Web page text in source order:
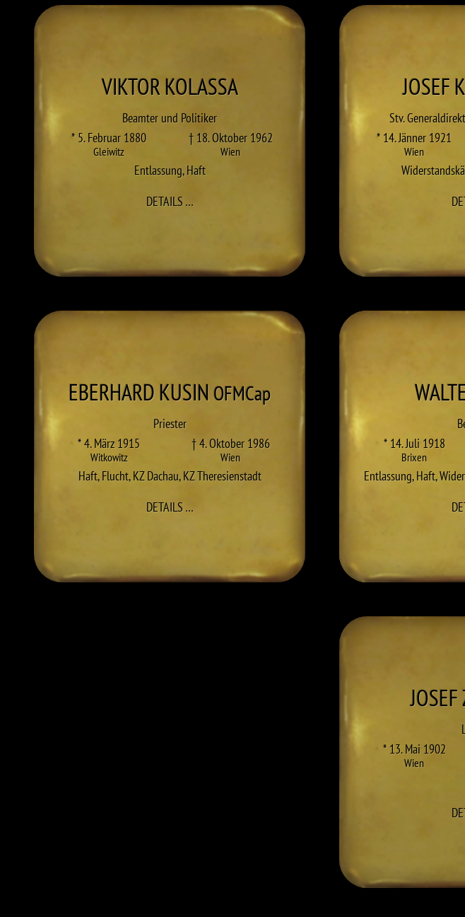
VIKTORKOLASSA
Beamter und Politiker
* 5. Februar 1880
Gleiwitz
† 18. Oktober 1962
Wien
Entlassung,Haft
DETAILS…ZU VIKTOR KOLASSA
JOSEF
Stv.
* 14. Jänner 1921
Wien
EBERHARDKUSINOFMCap
Priester
* 4. März 1915
Witkowitz
† 4. Oktober 1986
Wien
Haft,Flucht,KZ Dachau,KZ Theresienstadt
DETAILS…ZU EBERHARD (JOSEF) KUSIN
* 14. Juli 1918
Brixen
Entlassung,Haft,
JOSEF
* 13. Mai 1902
Wien